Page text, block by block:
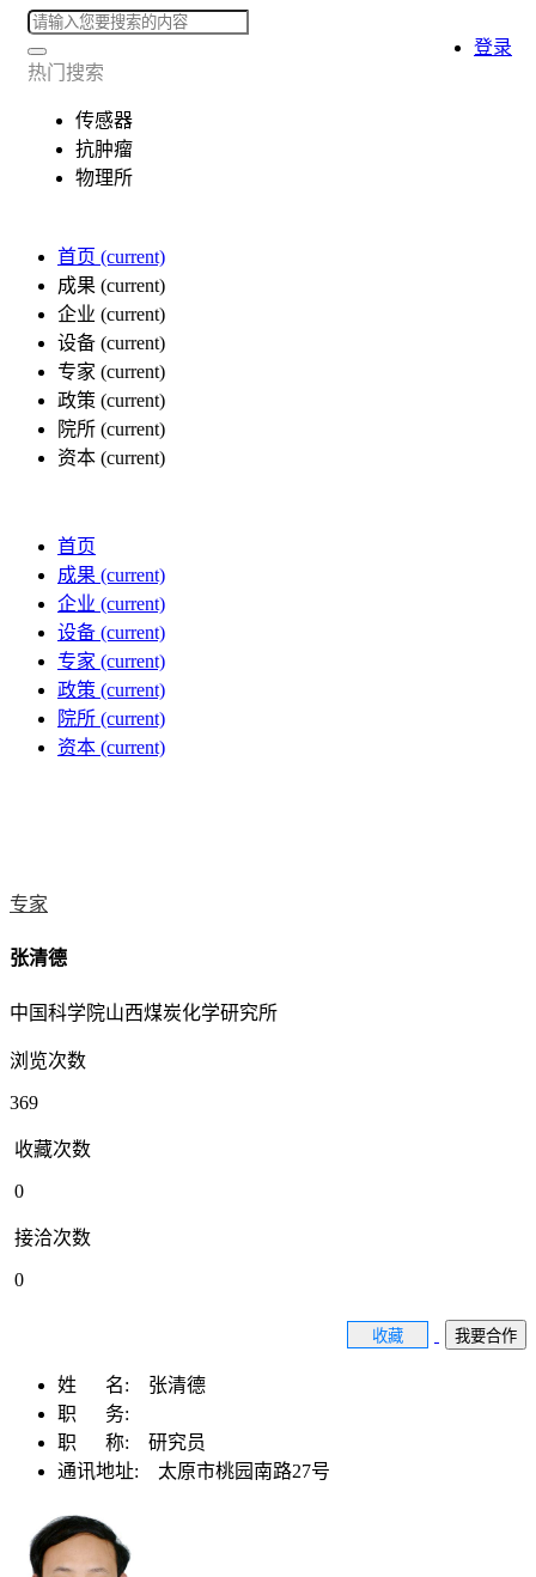
热门搜索
传感器
抗肿瘤
物理所
首页 (current)
成果 (current)
企业 (current)
设备 (current)
专家 (current)
政策 (current)
院所 (current)
资本 (current)
登录
首页
成果 (current)
企业 (current)
设备 (current)
专家 (current)
政策 (current)
院所 (current)
资本 (current)
专家
张清德
中国科学院山西煤炭化学研究所
浏览次数
369
收藏次数
0
接洽次数
0
收藏 我要合作
姓 名: 张清德
职 务:
职 称: 研究员
通讯地址: 太原市桃园南路27号